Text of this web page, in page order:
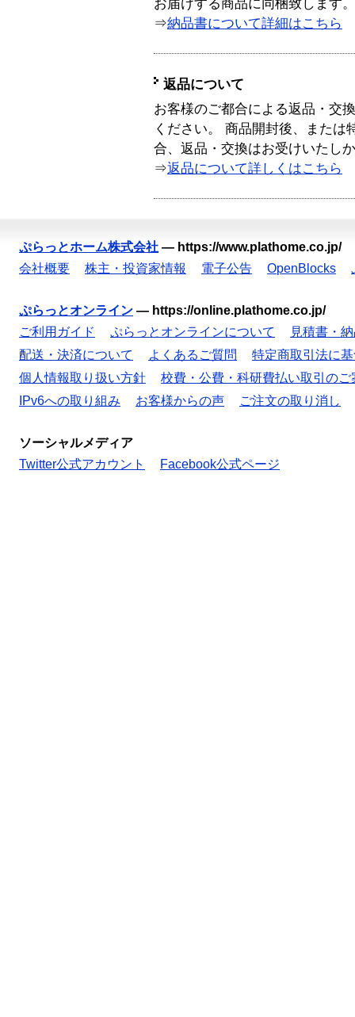
お届けする商品に同梱致します。
⇒納品書について詳細はこちら
返品について
お客様のご都合による返品・交
ください。 商品開封後、または
合、返品・交換はお受けいたし
⇒返品について詳しくはこちら
ぷらっとホーム株式会社 — https://www.plathome.co.jp/
会社概要
株主・投資家情報 電子公告 OpenBlocks
ぷらっとオンライン — https://online.plathome.co.jp/
ご利用ガイド
ぷらっとオンラインについて
見積書・
配送・決済について
よくあるご質問
特定商取引法に
個人情報取り扱い方針
校費・公費・科研費払い取引のご
IPv6への取り組み
お客様からの声 ご注文の取り消し
ソーシャルメディア
Twitter公式アカウント
Facebook公式ページ